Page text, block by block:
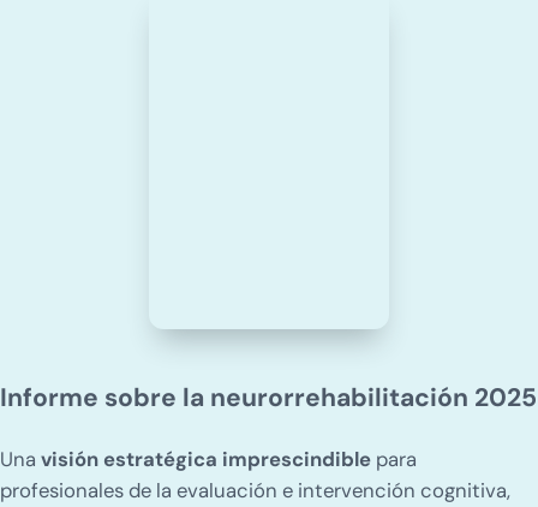
Informe sobre la neurorrehabilitación 2025
Unavisión estratégica imprescindible para
profesionales de la evaluación e intervención cognitiva,